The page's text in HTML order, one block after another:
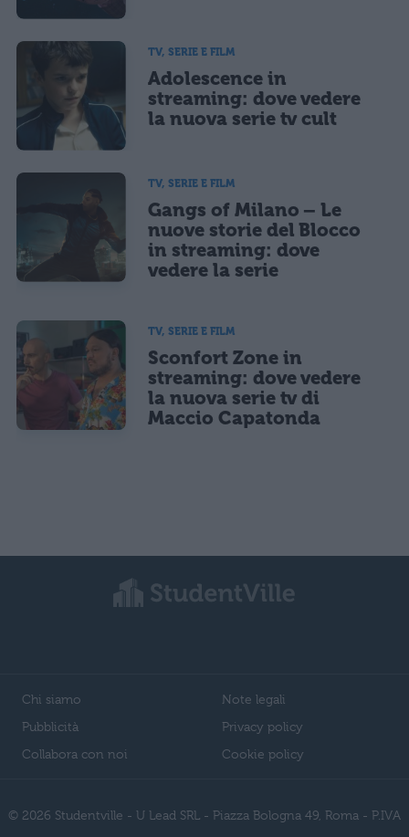
TV, SERIE E FILM
Adolescence in
streaming: dove vedere
la nuova serie tv cult
TV, SERIE E FILM
Gangs of Milano – Le
nuove storie del Blocco
in streaming: dove
vedere la serie
TV, SERIE E FILM
Sconfort Zone in
streaming: dove vedere
la nuova serie tv di
Maccio Capatonda
Chi siamo
Pubblicità
Collabora con noi
Note legali
Privacy policy
Cookie policy
© 2026 Studentville - U Lead SRL - Piazza Bologna 49, Roma - P.IVA